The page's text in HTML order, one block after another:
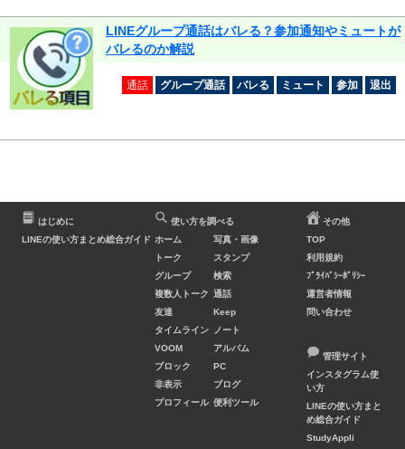
LINEグループ通話はバレる？参加通知やミュートが
バレるのか解説
通話 グループ通話 バレる ミュート 参加 退出
はじめに
LINEの使い方まとめ総合ガイド
使い方を調べる
ホーム
トーク
グループ
複数人トーク
友達
タイムライン
VOOM
ブロック
非表示
プロフィール
写真・画像
スタンプ
検索
通話
Keep
ノート
アルバム
PC
ブログ
便利ツール
その他
TOP
利用規約
ﾌﾟﾗｲﾊﾞｼｰﾎﾟﾘｼｰ
運営者情報
問い合わせ
管理サイト
インスタグラム使
い方
LINEの使い方まと
め総合ガイド
StudyAppli